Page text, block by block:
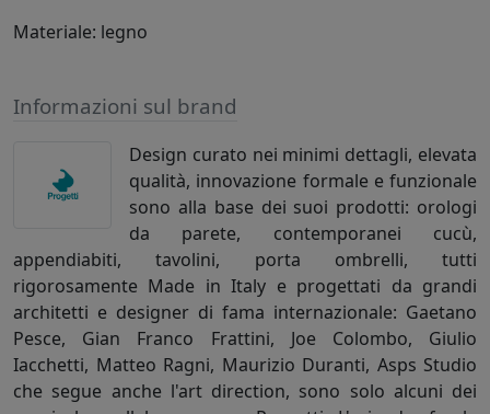
Materiale: legno
Informazioni sul brand
Design curato nei minimi dettagli, elevata
qualità, innovazione formale e funzionale
sono alla base dei suoi prodotti: orologi
da parete, contemporanei cucù,
appendiabiti, tavolini, porta ombrelli, tutti
rigorosamente Made in Italy e progettati da grandi
architetti e designer di fama internazionale: Gaetano
Pesce, Gian Franco Frattini, Joe Colombo, Giulio
Iacchetti, Matteo Ragni, Maurizio Duranti, Asps Studio
che segue anche l'art direction, sono solo alcuni dei